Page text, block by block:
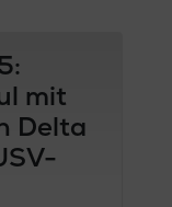
mit
Delta